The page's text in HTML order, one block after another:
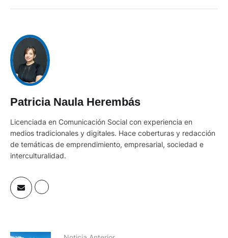
Licenciada en Comunicación Social con experiencia en
medios tradicionales y digitales. Hace coberturas y redacción
de temáticas de emprendimiento, empresarial, sociedad e